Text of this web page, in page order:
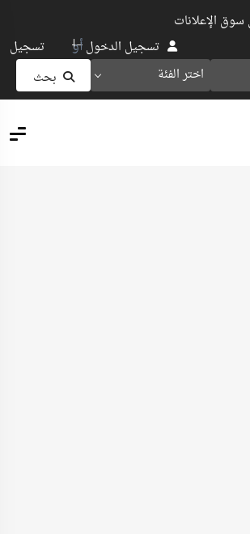
الإعلانات
اختر الفئة بحث
تسجيل الدخولأو تسجيل